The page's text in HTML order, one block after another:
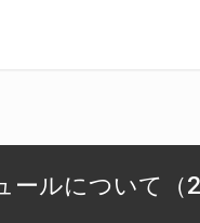
ールについて（